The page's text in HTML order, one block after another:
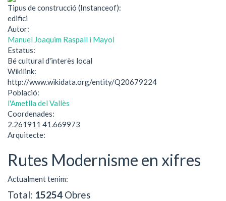
Tipus de construcció (Instanceof):
edifici
Autor:
Manuel Joaquim Raspall i Mayol
Estatus:
Bé cultural d'interès local
Wikilink:
http://www.wikidata.org/entity/Q20679224
Població:
l'Ametlla del Vallès
Coordenades:
2.261911 41.669973
Arquitecte:
Rutes Modernisme en xifres
Actualment tenim:
Total: 15254 Obres